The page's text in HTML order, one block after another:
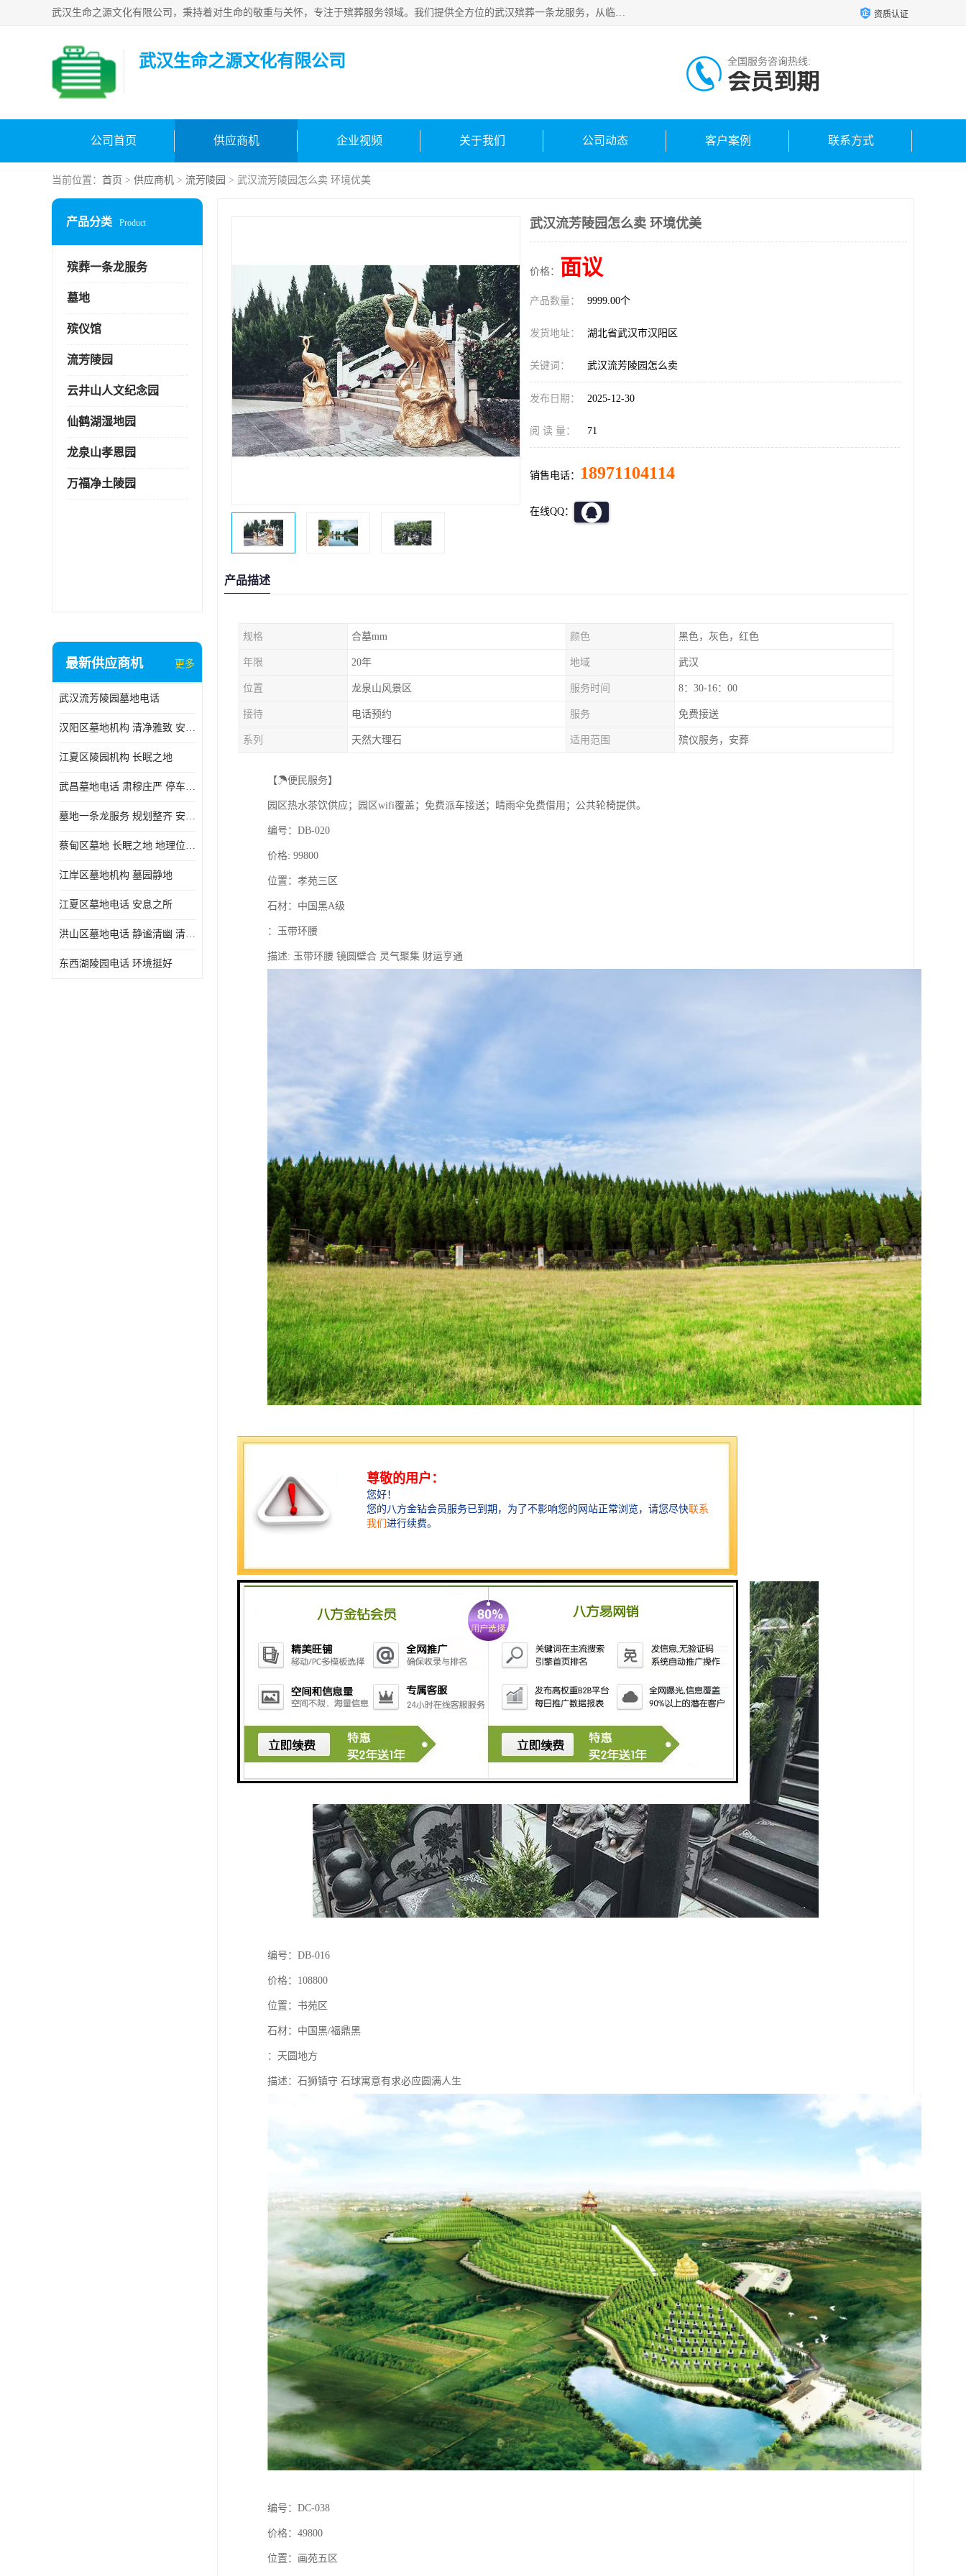
武汉生命之源文化有限公司，秉持着对生命的敬重与关怀，专注于殡葬服务领域。我们提供全方位的武汉殡葬一条龙服务，从临终关怀开始，到后事的妥善处理，每个环节都精心安排。专业团队严格依照规范，为逝者净身、穿衣，庄重地接运遗体，提供优质的遗体整理与妆扮服务。告别仪式策划、火化手续办理以及骨灰安置等事务，也都有专人协助。 资质认证
武汉生命之源文化有限公司 全国服务咨询热线:
会员到期
公司首页 供应商机 企业视频 关于我们 公司动态 客户案例 联系方式
当前位置： 首页 > 供应商机 > 流芳陵园 > 武汉流芳陵园怎么卖 环境优美
产品分类 Product
殡葬一条龙服务
墓地
殡仪馆
流芳陵园
云井山人文纪念园
仙鹤湖湿地园
龙泉山孝恩园
万福净土陵园
最新供应商机 更多
武汉流芳陵园墓地电话
汉阳区墓地机构 清净雅致 安息之所
江夏区陵园机构 长眠之地
武昌墓地电话 肃穆庄严 停车方便
墓地一条龙服务 规划整齐 安息之所
蔡甸区墓地 长眠之地 地理位置好
江岸区墓地机构 墓园静地
江夏区墓地电话 安息之所
洪山区墓地电话 静谧清幽 清净雅致
东西湖陵园电话 环境挺好
武汉流芳陵园怎么卖 环境优美
价格： 面议
产品数量： 9999.00个
发货地址： 湖北省武汉市汉阳区
关键词： 武汉流芳陵园怎么卖
发布日期： 2025-12-30
阅 读 量： 71
销售电话： 18971104114
在线QQ：
产品描述
规格 合墓mm 颜色 黑色，灰色，红色
年限 20年 地域 武汉
位置 龙泉山风景区 服务时间 8：30-16：00
接待 电话预约 服务 免费接送
系列 天然大理石 适用范围 殡仪服务，安葬
【☂便民服务】
园区热水茶饮供应；园区wifi覆盖；免费派车接送；晴雨伞免费借用；公共轮椅提供。
编号：DB-020
价格: 99800
位置：孝苑三区
石材：中国黑A级
：玉带环腰
描述: 玉带环腰 镜圆壁合 灵气聚集 财运亨通
编号：DB-007
位置：北六区
石材：中国黑/芝麻灰/汉白玉
描述：清晨鸣天鼓 飙歘腾双龙
编号：DB-016
价格：108800
位置：书苑区
石材：中国黑/福鼎黑
：天圆地方
描述：石狮镇守 石球寓意有求必应圆满人生
编号：DC-038
价格：49800
位置：画苑五区